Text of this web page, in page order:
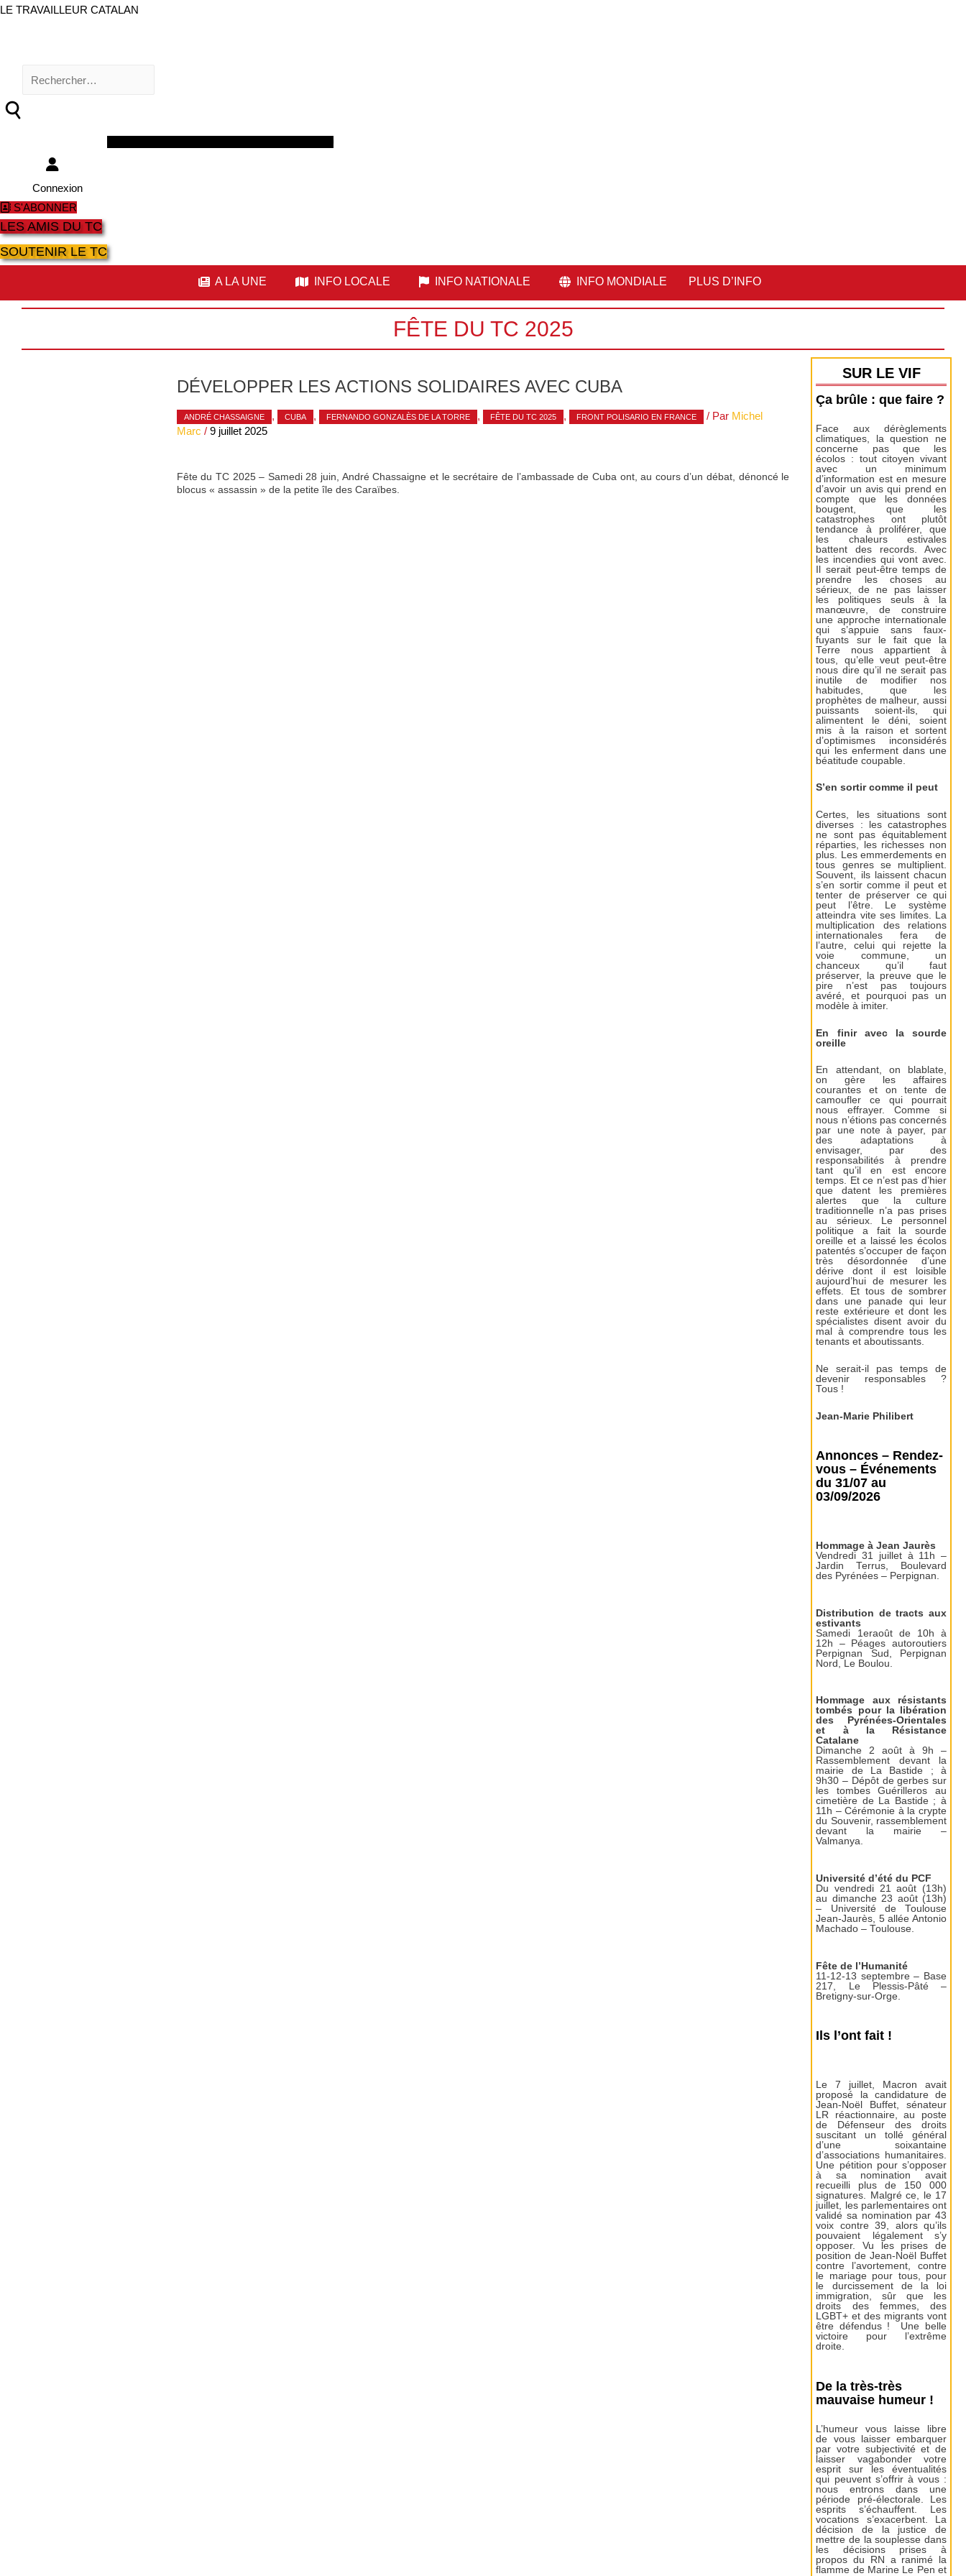
LE TRAVAILLEUR CATALAN
Rechercher :
Connexion
S'ABONNER
LES AMIS DU TC
SOUTENIR LE TC
A LA UNE INFO LOCALE INFO NATIONALE INFO MONDIALE PLUS D’INFO
FÊTE DU TC 2025
DÉVELOPPER LES ACTIONS SOLIDAIRES AVEC CUBA
ANDRÉ CHASSAIGNE , CUBA , FERNANDO GONZALÈS DE LA TORRE , FÊTE DU TC 2025 , FRONT POLISARIO EN FRANCE / Par Michel
Marc / 9 juillet 2025
Fête du TC 2025 – Samedi 28 juin, André Chassaigne et le secrétaire de l’ambassade de Cuba ont, au cours d’un débat, dénoncé le
blocus « assassin » de la petite île des Caraïbes.
SUR LE VIF
Ça brûle : que faire ?
Face aux dérèglements
climatiques, la question ne
concerne pas que les
écolos : tout citoyen vivant
avec un minimum
d’information est en mesure
d’avoir un avis qui prend en
compte que les données
bougent, que les
catastrophes ont plutôt
tendance à proliférer, que
les chaleurs estivales
battent des records. Avec
les incendies qui vont avec.
Il serait peut-être temps de
prendre les choses au
sérieux, de ne pas laisser
les politiques seuls à la
manœuvre, de construire
une approche internationale
qui s’appuie sans faux-
fuyants sur le fait que la
Terre nous appartient à
tous, qu’elle veut peut-être
nous dire qu’il ne serait pas
inutile de modifier nos
habitudes, que les
prophètes de malheur, aussi
puissants soient-ils, qui
alimentent le déni, soient
mis à la raison et sortent
d’optimismes inconsidérés
qui les enferment dans une
béatitude coupable.
S’en sortir comme il peut
Certes, les situations sont
diverses : les catastrophes
ne sont pas équitablement
réparties, les richesses non
plus. Les emmerdements en
tous genres se multiplient.
Souvent, ils laissent chacun
s’en sortir comme il peut et
tenter de préserver ce qui
peut l’être. Le système
atteindra vite ses limites. La
multiplication des relations
internationales fera de
l’autre, celui qui rejette la
voie commune, un
chanceux qu’il faut
préserver, la preuve que le
pire n’est pas toujours
avéré, et pourquoi pas un
modèle à imiter.
En finir avec la sourde
oreille
En attendant, on blablate,
on gère les affaires
courantes et on tente de
camoufler ce qui pourrait
nous effrayer. Comme si
nous n’étions pas concernés
par une note à payer, par
des adaptations à
envisager, par des
responsabilités à prendre
tant qu’il en est encore
temps. Et ce n’est pas d’hier
que datent les premières
alertes que la culture
traditionnelle n’a pas prises
au sérieux. Le personnel
politique a fait la sourde
oreille et a laissé les écolos
patentés s’occuper de façon
très désordonnée d’une
dérive dont il est loisible
aujourd’hui de mesurer les
effets. Et tous de sombrer
dans une panade qui leur
reste extérieure et dont les
spécialistes disent avoir du
mal à comprendre tous les
tenants et aboutissants.
Ne serait-il pas temps de
devenir responsables ?
Tous !
Jean-Marie Philibert
Annonces – Rendez-
vous – Événements
du 31/07 au
03/09/2026
Hommage à Jean Jaurès
Vendredi 31 juillet à 11h –
Jardin Terrus, Boulevard
des Pyrénées – Perpignan.
Distribution de tracts aux
estivants
Samedi 1eraoût de 10h à
12h – Péages autoroutiers
Perpignan Sud, Perpignan
Nord, Le Boulou.
Hommage aux résistants
tombés pour la libération
des Pyrénées-Orientales
et à la Résistance
Catalane
Dimanche 2 août à 9h –
Rassemblement devant la
mairie de La Bastide ; à
9h30 – Dépôt de gerbes sur
les tombes Guérilleros au
cimetière de La Bastide ; à
11h – Cérémonie à la crypte
du Souvenir, rassemblement
devant la mairie –
Valmanya.
Université d’été du PCF
Du vendredi 21 août (13h)
au dimanche 23 août (13h)
– Université de Toulouse
Jean-Jaurès, 5 allée Antonio
Machado – Toulouse.
Fête de l’Humanité
11-12-13 septembre – Base
217, Le Plessis-Pâté –
Bretigny-sur-Orge.
Ils l’ont fait !
Le 7 juillet, Macron avait
proposé la candidature de
Jean-Noël Buffet, sénateur
LR réactionnaire, au poste
de Défenseur des droits
suscitant un tollé général
d’une soixantaine
d’associations humanitaires.
Une pétition pour s’opposer
à sa nomination avait
recueilli plus de 150 000
signatures. Malgré ce, le 17
juillet, les parlementaires ont
validé sa nomination par 43
voix contre 39, alors qu’ils
pouvaient légalement s’y
opposer. Vu les prises de
position de Jean-Noël Buffet
contre l’avortement, contre
le mariage pour tous, pour
le durcissement de la loi
immigration, sûr que les
droits des femmes, des
LGBT+ et des migrants vont
être défendus ! Une belle
victoire pour l’extrême
droite.
De la très-très
mauvaise humeur !
L’humeur vous laisse libre
de vous laisser embarquer
par votre subjectivité et de
laisser vagabonder votre
esprit sur les éventualités
qui peuvent s’offrir à vous :
nous entrons dans une
période pré-électorale. Les
esprits s’échauffent. Les
vocations s’exacerbent. La
décision de la justice de
mettre de la souplesse dans
les décisions prises à
propos du RN a ranimé la
flamme de Marine Le Pen et